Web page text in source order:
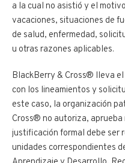
a la cual no asistió y el
vacaciones, situaciones de
de salud, enfermedad,
u otras razones aplicables.
BlackBerry & Cross® lleva
con los lineamientos y
este caso, la organización
Cross® no autoriza, aprueba
justificación formal debe ser
unidades correspondientes